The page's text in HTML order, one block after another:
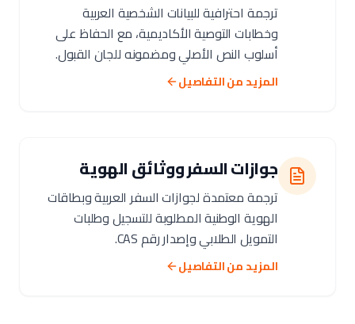
ترجمة احترافية للبيانات الشخصية العربية
وخطابات التوصية الأكاديمية، مع الحفاظ على
أسلوب النص الأصلي ومضمونه للجان القبول.
المزيد من التفاصيل
جوازات السفر ووثائق الهوية
ترجمة معتمدة لجوازات السفر العربية وبطاقات
الهوية الوطنية المطلوبة للتسجيل وطلبات
التمويل الطلابي وإصدار رقم CAS.
المزيد من التفاصيل